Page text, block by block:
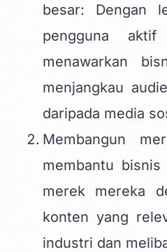
besar: Dengan
pengguna
menawarkan
menjangkau
daripada media
Membangun
membantu bisnis
merek mereka
konten yang
industri dan